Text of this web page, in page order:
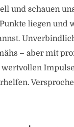
und schauen
liegen und
– aber mit
wertvollen